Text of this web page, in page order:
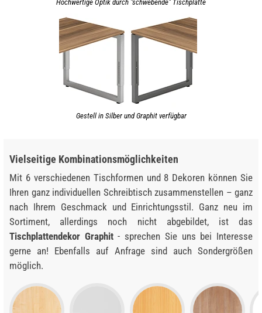
Hochwertige Optik durch "schwebende" Tischplatte
Gestell in Silber und Graphit verfügbar
Vielseitige Kombinationsmöglichkeiten
Mit 6 verschiedenen Tischformen und 8 Dekoren können Sie
Ihren ganz individuellen Schreibtisch zusammenstellen – ganz
nach Ihrem Geschmack und Einrichtungsstil. Ganz neu im
Sortiment, allerdings noch nicht abgebildet, ist das
Tischplattendekor Graphit- sprechen Sie uns bei Interesse
gerne an! Ebenfalls auf Anfrage sind auch Sondergrößen
möglich.